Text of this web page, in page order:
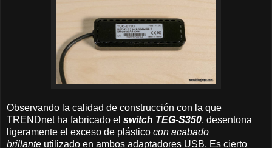
Observando la calidad de construcción con la que
TRENDnet ha fabricado el switch TEG-S350, desentona
ligeramente el exceso de plástico con acabado
brillante utilizado en ambos adaptadores USB. Es cierto